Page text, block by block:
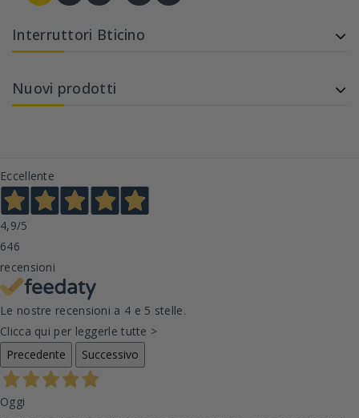
Interruttori Bticino
Nuovi prodotti
Eccellente
4,9/5
646
recensioni
Le nostre recensioni a 4 e 5 stelle.
Clicca qui per leggerle tutte >
Precedente
Successivo
Oggi